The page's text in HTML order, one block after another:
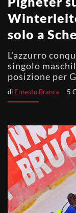
solo a
L'azzurro
singolo
posizione per
di Ernesto Branca 5